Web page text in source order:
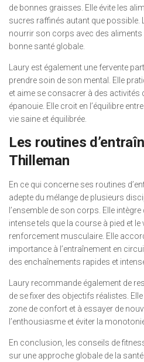
de bonnes graisses. Elle évite les
sucres raffinés autant que possible.
nourrir son corps avec des
bonne santé globale.
Laury est également une fervente
prendre soin de son mental. Elle
et aime se consacrer à des activités
épanouie. Elle croit en l’équilibre
vie saine et équilibrée.
Les routines
Thilleman
En ce qui concerne ses routines
adepte du mélange de plusieurs
l’ensemble de son corps. Elle
intense tels que la course à pied et
renforcement musculaire. Elle
importance à l’entraînement en
des enchaînements rapides et
Laury recommande également de
de se fixer des objectifs réalistes.
zone de confort et à essayer de
l’enthousiasme et éviter la
En conclusion, les conseils de
sur une approche globale de la